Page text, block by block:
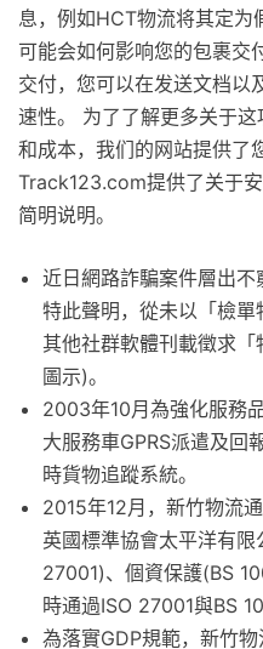
息，例如HCT物流将其定为
可能会如何影响您的包裹交
交付，您可以在发送文档以
速性。 为了了解更多关于
和成本，我们的网站提供了
Track123.com提供了关于
简明说明。
近日網路詐騙案件層出不
特此聲明，從未以「檢
其他社群軟體刊載徵求
圖示)。
2003年10月為強化服務
大服務車GPRS派遣及回
時貨物追蹤系統。
2015年12月，新竹物流
英國標準協會太平洋有
27001)、個資保護(BS
時通過ISO 27001與BS
為落實GDP規範，新竹物